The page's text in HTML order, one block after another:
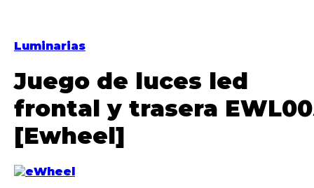
Luminarias
Juego de luces led
frontal y trasera
[Ewheel]